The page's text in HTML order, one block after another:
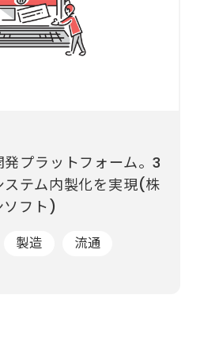
プラットフォーム。3
ステム内製化を実現(株
ソフト)
製造
流通